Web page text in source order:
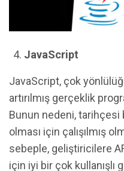
JavaScript
JavaScript, çok
artırılmış gerçeklik
Bunun nedeni, tarihçesi
olması için çalışılmış
sebeple, geliştiricilere
için iyi bir çok kullanışlı